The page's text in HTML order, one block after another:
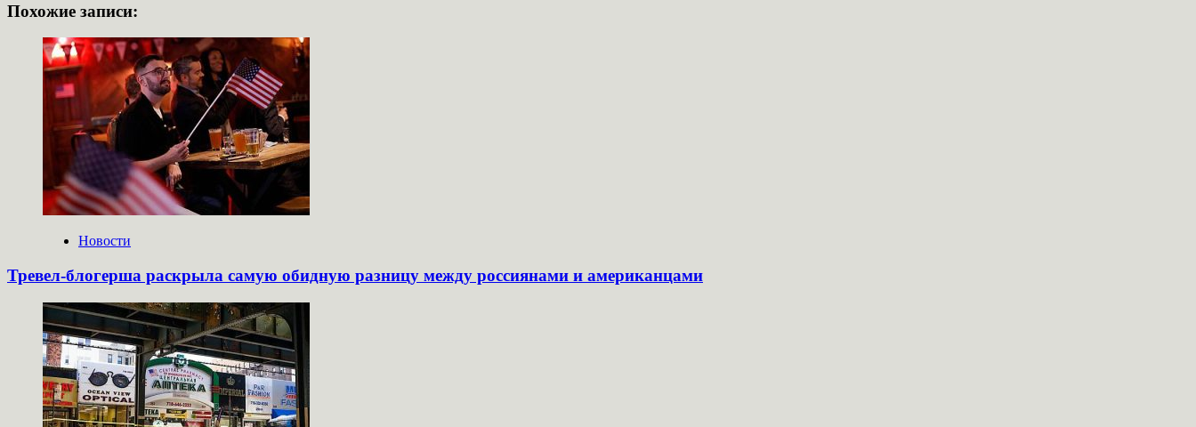
Похожие записи:
Новости
Тревел-блогерша раскрыла самую обидную разницу между россиянами и американцами